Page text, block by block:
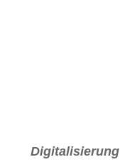
Digitalisierung